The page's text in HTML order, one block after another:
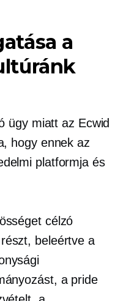
a
ügy miatt az Ecwid
hogy ennek az
platformja és
célzó
beleértve a
a pride